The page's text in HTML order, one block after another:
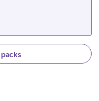
Choisir